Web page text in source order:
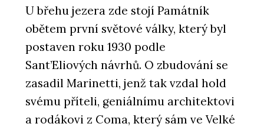
U břehu jezera zde stojí Památník
obětem první světové války, který byl
postaven roku 1930 podle
Sant’Eliových návrhů. O zbudování se
zasadil Marinetti, jenž tak vzdal hold
svému příteli, geniálnímu architektovi
a rodákovi z Coma, který sám ve Velké